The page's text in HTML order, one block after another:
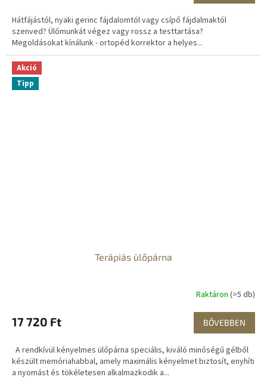
Hátfájástól, nyaki gerinc fájdalomtól vagy csípő fájdalmaktól
szenved? Ülőmunkát végez vagy rossz a testtartása?
Megoldásokat kínálunk - ortopéd korrektor a helyes...
Akció
Tipp
Terápiás ülőpárna
Raktáron (>5 db)
17 720 Ft BŐVEBBEN
A rendkívül kényelmes ülőpárna speciális, kiváló minőségű gélből
készült memóriahabbal, amely maximális kényelmet biztosít, enyhíti
a nyomást és tökéletesen alkalmazkodik a...